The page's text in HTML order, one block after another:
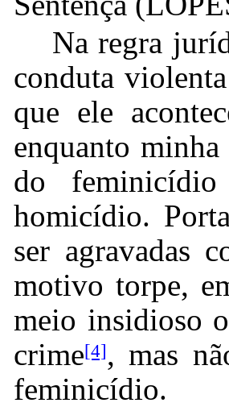
Na regra
conduta
que ele
enquanto
do
homicídio.
ser agravadas
motivo torpe,
meio insidioso
crime[4], mas
feminicídio.